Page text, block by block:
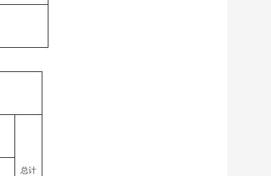
总计